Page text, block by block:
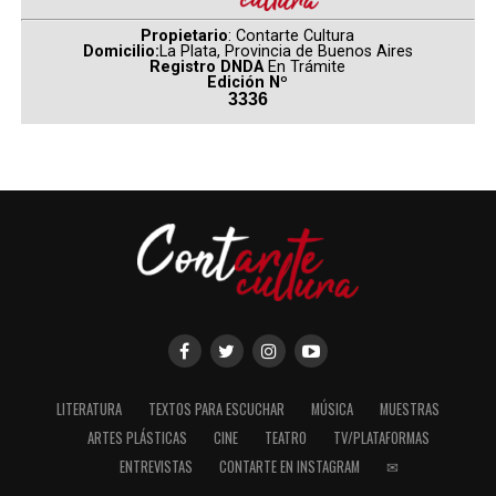
GueilburtyPablo Olmedo, mientras que la producción
está a cargo deSebastián Gamba.
Fuente: television.com.ar)
Propietario: Contarte Cultura
Domicilio:La Plata, Provincia de Buenos Aires
Registro DNDA En Trámite
Edición Nº
3336
LITERATURA TEXTOS PARA ESCUCHAR MÚSICA
MUESTRAS
ARTES PLÁSTICAS
CINE TEATRO
TV/PLATAFORMAS
ENTREVISTAS
CONTARTE EN INSTAGRAM ✉